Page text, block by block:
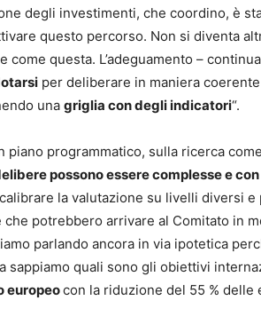
degli investimenti, che coordino, è
questo percorso. Non si diventa
questa. L’adeguamento –
per deliberare in maniera
una griglia con degli indicatori“.
piano programmatico, sulla ricerca
possono essere complesse e
la valutazione su livelli diversi e
potrebbero arrivare al Comitato in
parlando ancora in via ipotetica
quali sono gli obiettivi
europeocon la riduzione del 55 % delle